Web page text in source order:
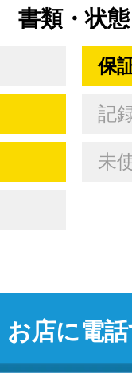
書類・状態
保
記
未
お店に電